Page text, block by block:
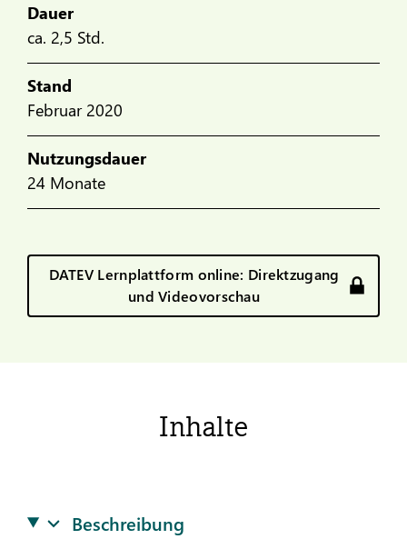
Dauer
ca. 2,5 Std.
Stand
Februar 2020
Nutzungsdauer
24 Monate
DATEV Lernplattform online: Direktzugang
und Videovorschau
Inhalte
Beschreibung